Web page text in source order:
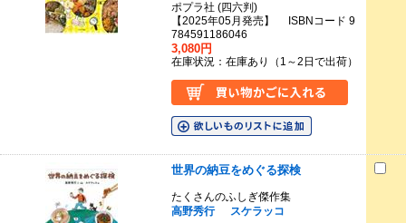
ポプラ社 (四六判)
【2025年05月発売】 ISBNコード 9
784591186046
3,080円
在庫状況：在庫あり（1～2日で出荷）
世界の納豆をめぐる探検
たくさんのふしぎ傑作集
高野秀行
スケラッコ